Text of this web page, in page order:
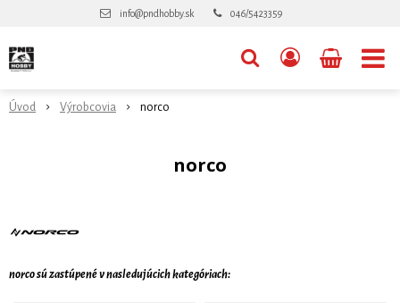
info@pndhobby.sk 046/5423359
Úvod Výrobcovia norco
norco
norco sú zastúpené v nasledujúcich kategóriach: